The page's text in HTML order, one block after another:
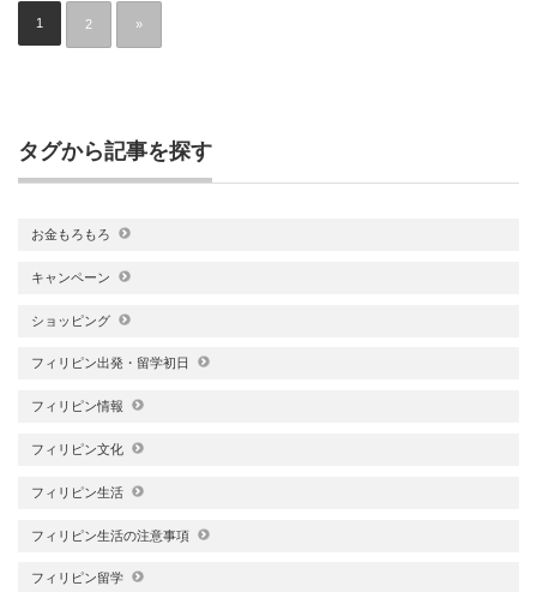
1 2 »
タグから記事を探す
お金もろもろ
キャンペーン
ショッピング
フィリピン出発・留学初日
フィリピン情報
フィリピン文化
フィリピン生活
フィリピン生活の注意事項
フィリピン留学